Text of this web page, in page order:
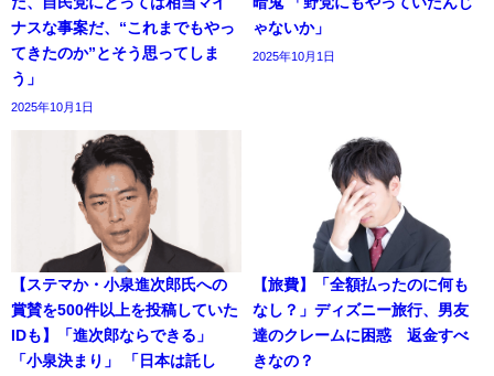
ナスな事案だ、“これまでもやっ
てきたのか”とそう思ってしま
う」
2025年10月1日
ゃないか」
2025年10月1日
【ステマか・小泉進次郎氏への
賞賛を500件以上を投稿していた
IDも】「進次郎ならできる」
「小泉決まり」 「日本は託し
【旅費】「全額払ったのに何も
なし？」ディズニー旅行、男友
達のクレームに困惑 返金すべ
きなの？